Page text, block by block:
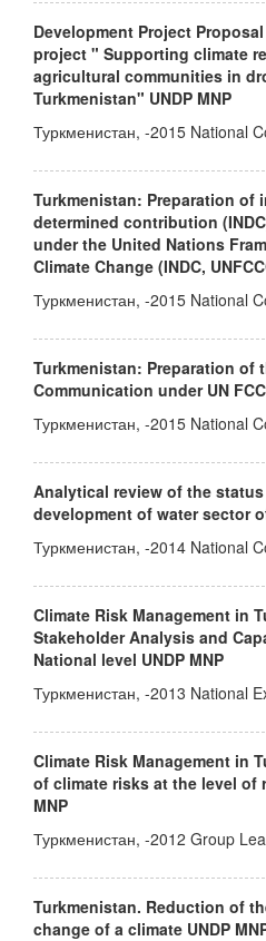
Development Project
project " Supporting climate
agricultural communities in
Turkmenistan" UNDP MNP
Туркменистан, -2015 National
Turkmenistan: Preparation of
determined contribution
under the United Nations
Climate Change (INDC,
Туркменистан, -2015 National
Turkmenistan: Preparation of
Communication under UN
Туркменистан, -2015 National
Analytical review of the
development of water sector
Туркменистан, -2014 National
Climate Risk Management in
Stakeholder Analysis and
National level UNDP MNP
Туркменистан, -2013 National
Climate Risk Management in
of climate risks at the level of
MNP
Туркменистан, -2012 Group
Turkmenistan. Reduction of
change of a climate UNDP